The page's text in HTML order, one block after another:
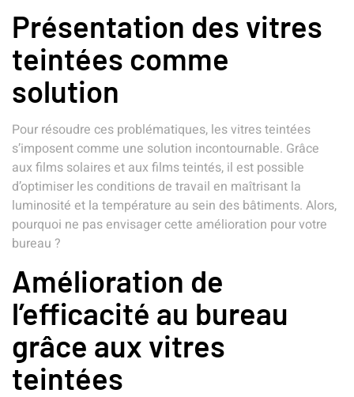
Présentation des vitres
teintées comme
solution
Pour résoudre ces problématiques, les vitres teintées
s’imposent comme une solution incontournable. Grâce
aux films solaires et aux films teintés, il est possible
d’optimiser les conditions de travail en maîtrisant la
luminosité et la température au sein des bâtiments. Alors,
pourquoi ne pas envisager cette amélioration pour votre
bureau ?
Amélioration de
l’efficacité au bureau
grâce aux vitres
teintées